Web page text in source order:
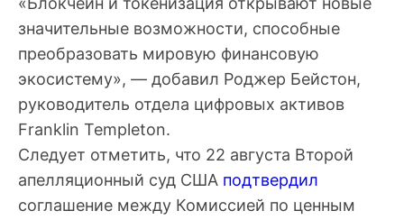
значительные возможности, способные
преобразовать мировую финансовую
экосистему», — добавил Роджер Бейстон,
руководитель отдела цифровых активов
Franklin Templeton.
Следует отметить, что 22 августа Второй
апелляционный суд США подтвердил
соглашение между Комиссией по ценным